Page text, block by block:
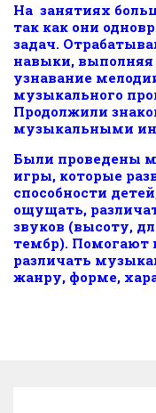
На занятиях
так как они
задач.
навыки, выполняя
узнавание
музыкального
Продолжили
музыкальными
Были проведены
игры, которые
способности
ощущать,
звуков (высоту,
тембр). Помогают
различать
жанру, форме,